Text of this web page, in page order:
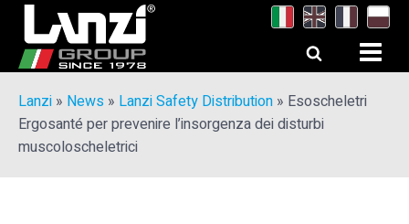
Lanzi » News » Lanzi Safety Distribution » Esoscheletri
Ergosanté per prevenire l’insorgenza dei disturbi
muscoloscheletrici